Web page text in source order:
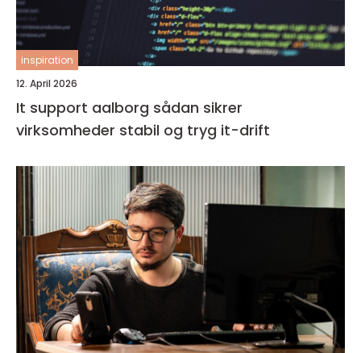
inspiration
12. April 2026
It support aalborg sådan sikrer
virksomheder stabil og tryg it-drift